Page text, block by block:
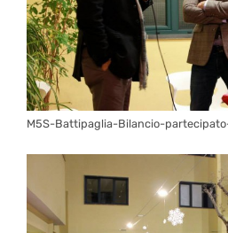
M5S-Battipaglia-Bilancio-